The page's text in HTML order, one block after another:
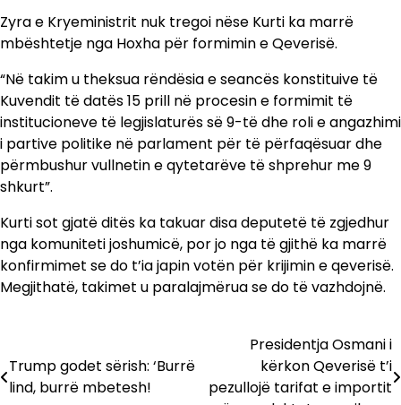
Zyra e Kryeministrit nuk tregoi nëse Kurti ka marrë
mbështetje nga Hoxha për formimin e Qeverisë.
“Në takim u theksua rëndësia e seancës konstituive të
Kuvendit të datës 15 prill në procesin e formimit të
institucioneve të legjislaturës së 9-të dhe roli e angazhimi
i partive politike në parlament për të përfaqësuar dhe
përmbushur vullnetin e qytetarëve të shprehur me 9
shkurt”.
Kurti sot gjatë ditës ka takuar disa deputetë të zgjedhur
nga komuniteti joshumicë, por jo nga të gjithë ka marrë
konfirmimet se do t’ia japin votën për krijimin e qeverisë.
Megjithatë, takimet u paralajmërua se do të vazhdojnë.
te
Trump godet sërish: ‘Burrë
lind, burrë mbetesh!
Presidentja Osmani i
kërkon Qeverisë t’i
pezullojë tarifat e importit